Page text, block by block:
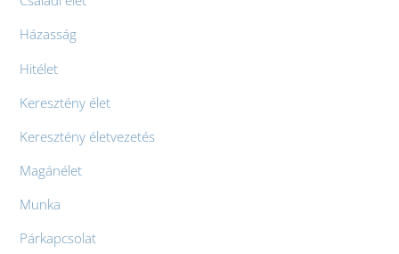
Házasság
Hitélet
Keresztény élet
Keresztény életvezetés
Magánélet
Munka
Párkapcsolat